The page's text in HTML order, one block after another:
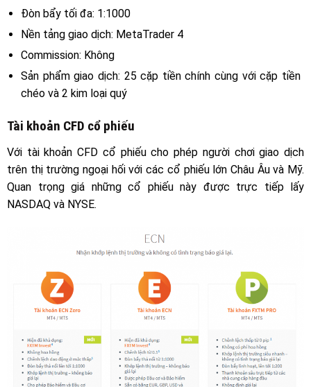
Đòn bẩy tối đa: 1:1000
Nền tảng giao dịch: MetaTrader 4
Commission: Không
Sản phẩm giao dịch: 25 cặp tiền chính cùng với cặp tiền
chéo và 2 kim loại quý
Tài khoản CFD cổ phiếu
Với tài khoảnCFD cổ phiếu cho phép người chơi giao dịch
trên thị trường ngoại hối với các cổ phiếu lớn Châu Âu và Mỹ.
Quan trọng giá những cổ phiếu này được trực tiếp lấy
NASDAQ và NYSE.